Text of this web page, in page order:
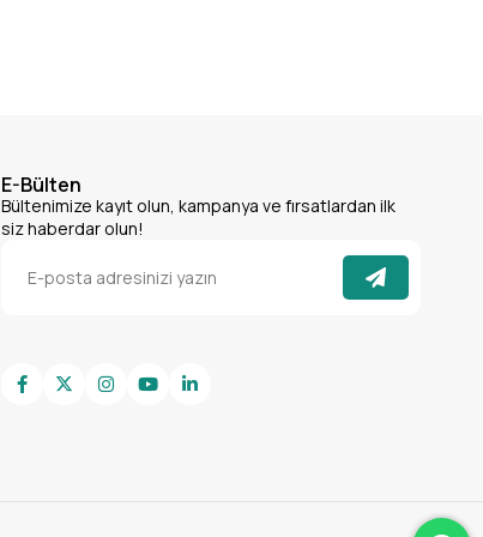
E-Bülten
Bültenimize kayıt olun, kampanya ve fırsatlardan ilk
siz haberdar olun!